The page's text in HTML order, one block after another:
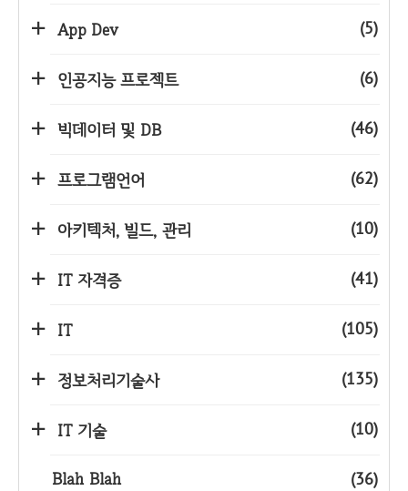
App Dev (5)
인공지능 프로젝트 (6)
빅데이터 및 DB (46)
프로그램언어 (62)
아키텍처, 빌드, 관리 (10)
IT 자격증 (41)
IT (105)
정보처리기술사 (135)
IT 기술 (10)
Blah Blah (36)